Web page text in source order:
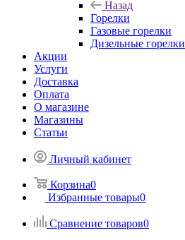
Назад
Горелки
Газовые горелки
Дизельные горелки
Акции
Услуги
Доставка
Оплата
О магазине
Магазины
Статьи
Личный кабинет
Корзина0
Избранные товары0
Сравнение товаров0